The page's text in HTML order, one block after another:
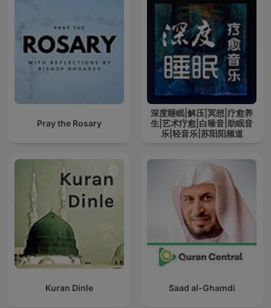
深度睡眠|解压|冥想|疗愈养
生|艺术疗愈|白噪音|助眠音
乐|轻音乐|苏阳阳频道
Pray the Rosary
Saad al-Ghamdi
Kuran Dinle